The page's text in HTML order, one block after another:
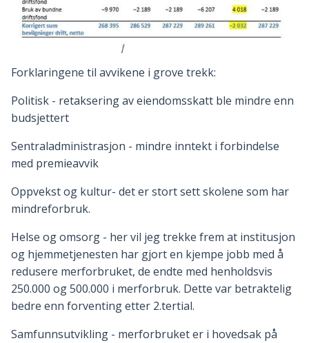
Forklaringene til avvikene i grove trekk:
Politisk - retaksering av eiendomsskatt ble mindre enn
budsjettert
Sentraladministrasjon - mindre inntekt i forbindelse
med premieavvik
Oppvekst og kultur- det er stort sett skolene som har
mindreforbruk.
Helse og omsorg - her vil jeg trekke frem at institusjon
og hjemmetjenesten har gjort en kjempe jobb med å
redusere merforbruket, de endte med henholdsvis
250.000 og 500.000 i merforbruk. Dette var betraktelig
bedre enn forventing etter 2.tertial.
Samfunnsutvikling - merforbruket er i hovedsak på